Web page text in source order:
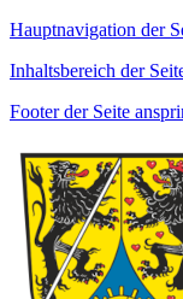
Hauptnavigation der
Inhaltsbereich der
Footer der Seite